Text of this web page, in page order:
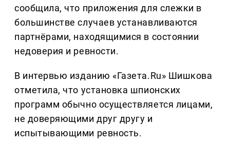
сообщила, что приложения для слежки в
большинстве случаев устанавливаются
партнёрами, находящимися в состоянии
недоверия и ревности.
В интервью изданию «Газета.Ru» Шишкова
отметила, что установка шпионских
программ обычно осуществляется лицами,
не доверяющими друг другу и
испытывающими ревность.